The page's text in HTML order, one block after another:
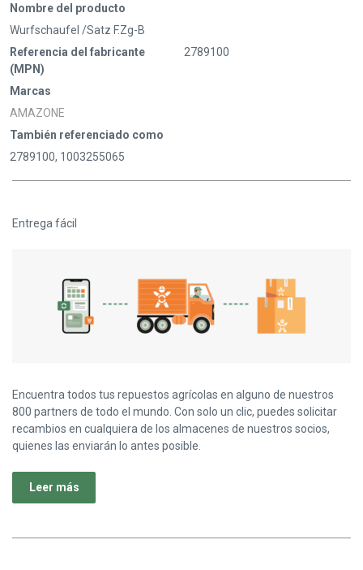
Nombre del producto
Wurfschaufel /Satz F.Zg-B
Referencia del fabricante
(MPN)
2789100
Marcas
AMAZONE
También referenciado como
2789100, 1003255065
Entrega fácil
Encuentra todos tus repuestos agrícolas en alguno de nuestros
800 partners de todo el mundo. Con solo un clic, puedes solicitar
recambios en cualquiera de los almacenes de nuestros socios,
quienes las enviarán lo antes posible.
Leer más